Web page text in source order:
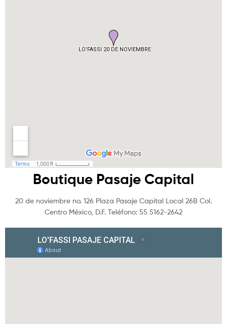
Boutique Pasaje Capital
20 de noviembre no. 126 Plaza Pasaje Capital Local 26B Col.
Centro México, D.F. Teléfono: 55 5162-2642